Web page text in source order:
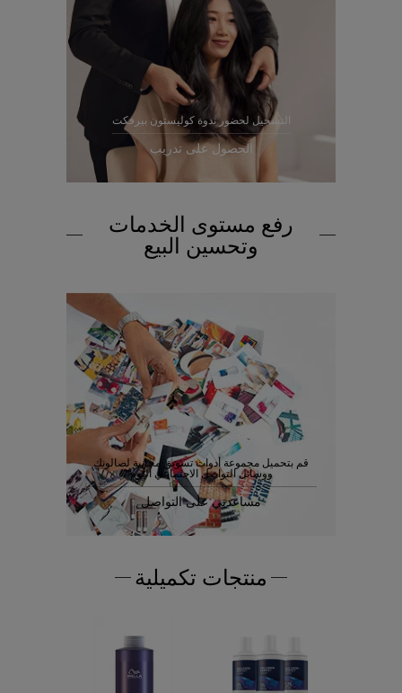
التسجيل لحضور ندوة كوليستون بيرفكت
الحصول على تدريب
رفع مستوى الخدمات
وتحسين البيع
قم بتحميل مجموعة أدوات تسويق مجانية لصالونك
ووسائل التواصل الاجتماعي اليوم
مساعدتي على التواصل
منتجات تكميلية